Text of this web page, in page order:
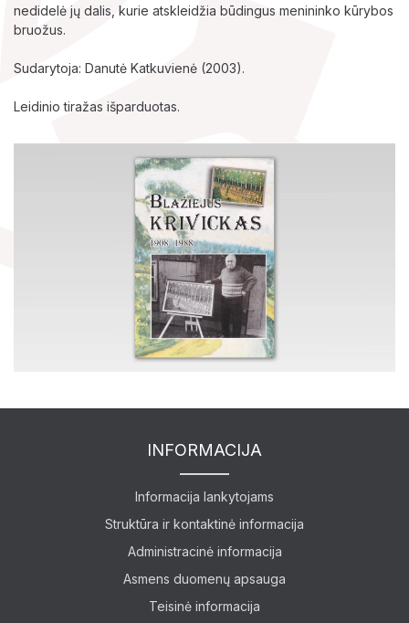
Straipsniai
Lankytojams
Apie mus
Ekspozicijos
Edukaciniai užsiėmimai
nedidelė jų dalis, kurie atskleidžia būdingus menininko kūrybos
bruožus.
Sudarytoja: Danutė Katkuvienė (2003).
Leidinio tiražas išparduotas.
INFORMACIJA
Informacija lankytojams
Struktūra ir kontaktinė informacija
Administracinė informacija
Asmens duomenų apsauga
Teisinė informacija